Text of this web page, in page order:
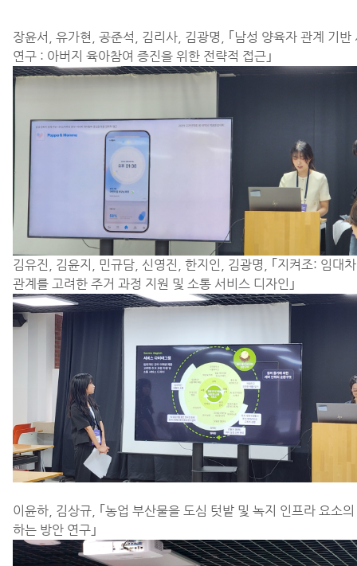
장윤서, 유가현, 공준석, 김리사, 김광명, ｢ 남성 양육자 관계 기반
연구 : 아버지 육아참여 증진을 위한 전략적 접근 ｣
김유진, 김윤지, 민규담, 신영진, 한지인, 김광명, ｢ 지켜조: 임대
관계를 고려한 주거 과정 지원 및 소통 서비스 디자인 ｣
이윤하, 김상규, ｢농업 부산물을 도심 텃밭 및 녹지 인프라 요소
하는 방안 연구 ｣